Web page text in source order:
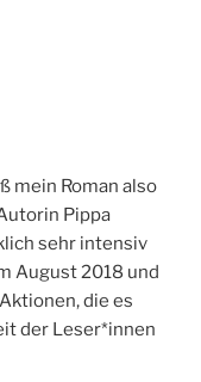
mein Roman also
Pippa
sehr intensiv
August 2018 und
die es
der Leser*innen